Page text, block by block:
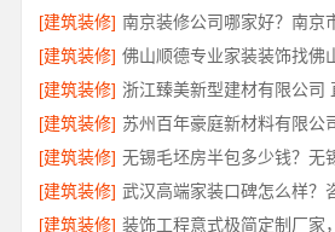
[建筑装修] 南京装修公司哪家好？南京
[建筑装修]
[建筑装修]
[建筑装修]
[建筑装修] 无锡毛坯房半包多少钱？无
[建筑装修]
[建筑装修]